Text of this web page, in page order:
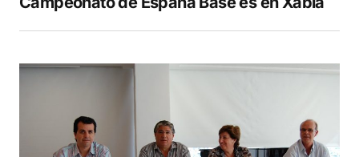
Your Name*
comente.